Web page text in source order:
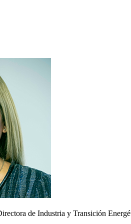
de Industria y Transición